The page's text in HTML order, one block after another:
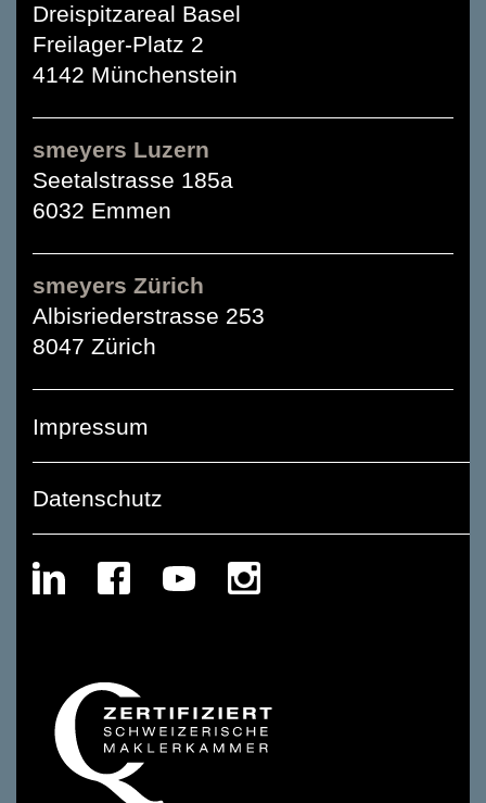
Dreispitzareal Basel
Freilager-Platz 2
4142 Münchenstein
smeyers Luzern
Seetalstrasse 185a
6032 Emmen
smeyers Zürich
Albisriederstrasse 253
8047 Zürich
Impressum
Datenschutz